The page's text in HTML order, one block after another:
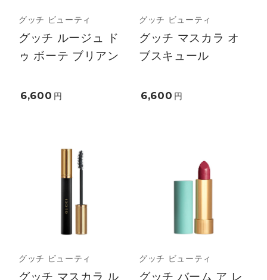
グッチ ビューティ
グッチ ルージュ ド
ゥ ボーテ ブリアン
6,600 円
グッチ ビューティ
グッチ マスカラ オ
ブスキュール
6,600 円
グッチ ビューティ
グッチ マスカラ ル
グッチ ビューティ
グッチ バーム ア レ